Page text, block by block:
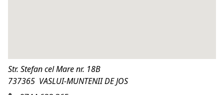
Str. Stefan cel Mare nr. 18B
737365 VASLUI-MUNTENII DE JOS